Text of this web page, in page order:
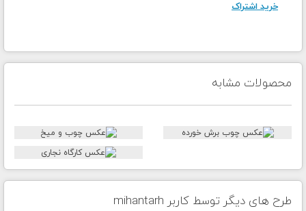
خرید اشتراک
محصولات مشابه
طرح های دیگر توسط کاربر mihantarh